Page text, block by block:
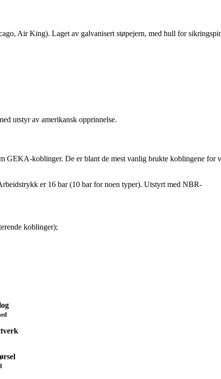
Air King). Laget av galvanisert støpejern, med hull for
utstyr av amerikansk opprinnelse.
GEKA-koblinger. De er blant de mest vanlig brukte koblingene for
er 16 bar (10 bar for noen typer). Utstyrt med NBR-
koblinger);